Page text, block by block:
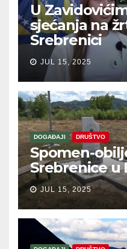
U
sjećanja na
Srebrenici
JUL 15, 2025
DOGAĐAJI DRUŠTVO
Spomen-
Srebrenice u
JUL 15, 2025